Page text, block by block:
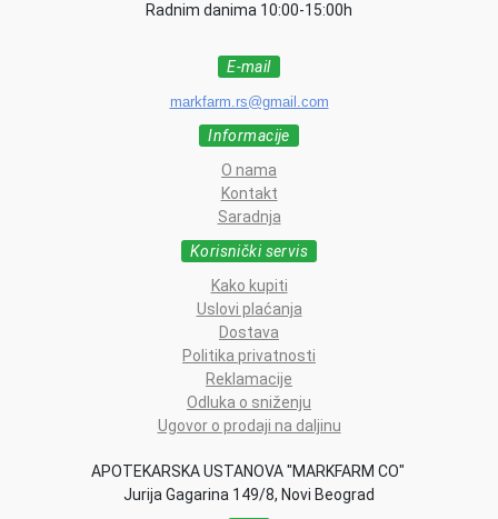
Radnim danima 10:00-15:00h
E-mail
markfarm.rs@gmail.com
Informacije
O nama
Kontakt
Saradnja
Korisnički servis
Kako kupiti
Uslovi plaćanja
Dostava
Politika privatnosti
Reklamacije
Odluka o sniženju
Ugovor o prodaji na daljinu
APOTEKARSKA USTANOVA "MARKFARM CO"
Jurija Gagarina 149/8, Novi Beograd